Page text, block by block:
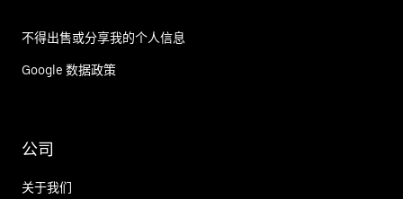
不得出售或分享我的个人信息
Google 数据政策
公司
关于我们